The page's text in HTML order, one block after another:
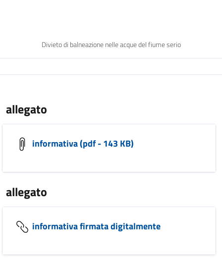
Divieto di balneazione nelle acque del fiume serio
allegato
informativa (pdf - 143 KB)
allegato
informativa firmata digitalmente